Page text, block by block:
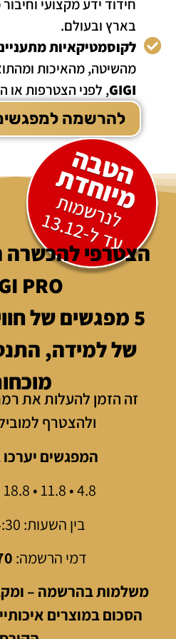
חידוד ידע מקצועי
בארץ ובעולם.
לקוסמטיקאיות
מהשיטה, מהאיכות
GIGI, לפני הצטרפות או
להרשמה
הצטרפי
PRO
5 מפגשים של
של למידה,
זה הזמן להעלות את
ולהצטרף
המפגשים
4.8 • 11.8 • 18.8 • 25.8 • 1.9
בין השעות: 10:00-14:30
דמי הרשמה:
משלמות בהרשמה –